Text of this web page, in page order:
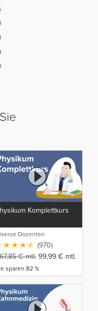
Komplettkurs
Dozenten
(970)
€mtl. 99,99 € mtl.
sparen 82 %